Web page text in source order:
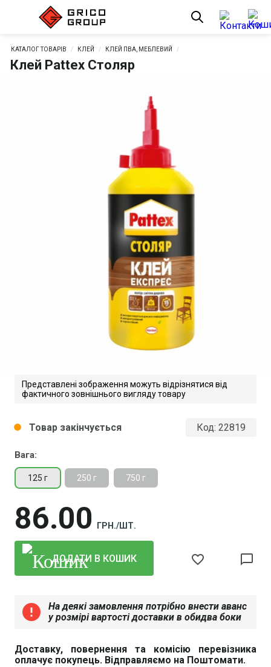
КАТАЛОГ ТОВАРІВ КЛЕЙ КЛЕЙ ПВА, МЕБЛЕВИЙ
Клей Pattex Столяр
Представлені зображення можуть відрізнятися від
фактичного зовнішнього вигляду товару
Код: 22819
Вага:
125 г 250 г 750 г
86 00 ГРН./ШТ.
circle Товар закінчується
ДОДАТИ В КОШИК favorite_border chat_bubble_outline
error
На деякі замовлення потрібно внести аванс
у розмірі вартості доставки в обидва боки
Доставку, повернення та комісію перевізника
оплачує покупець. Відправляємо на Поштомати.